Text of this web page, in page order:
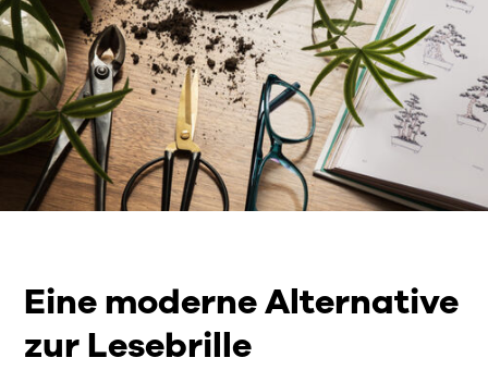
Eine moderne Alternative
zur Lesebrille